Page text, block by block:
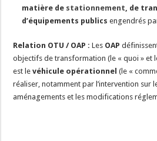
matière de stationnement, de
d’équipements publics engendrés
Relation OTU / OAP : Les OAP
objectifs de transformation (le « quoi » et
est levéhicule opérationnel (le «
réaliser, notamment par l’intervention sur
aménagements et les modifications